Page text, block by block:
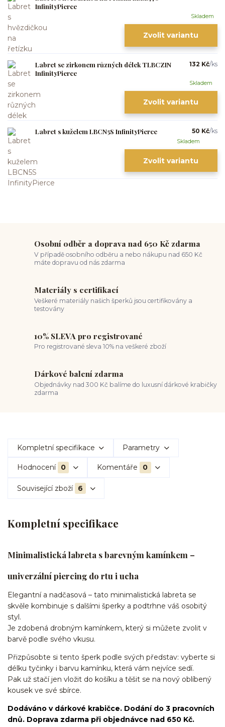
InfinityPierce
Skladem
Zvolit variantu
Labret se zirkonem různých délek TLBCZIN
InfinityPierce
132 Kč/ks
Skladem
Zvolit variantu
Labret s kuželem LBCN5S InfinityPierce 50 Kč/ks
Skladem
Zvolit variantu
Osobní odběr a doprava nad 650 Kč zdarma
V případě osobního odběru a nebo nákupu nad 650 Kč
máte dopravu od nás zdarma
Materiály s certifikací
Veškeré materiály našich šperků jsou certifikovány a
testovány
10% SLEVA pro registrované
Pro registrované sleva 10% na veškeré zboží
Dárkové balení zdarma
Objednávky nad 300 Kč balíme do luxusní dárkové krabičky
zdarma
Kompletní specifikace Parametry
Hodnocení 0 Komentáře 0
Související zboží 6
Kompletní specifikace
Minimalistická labreta s barevným kamínkem –
univerzální piercing do rtu i ucha
Elegantní a nadčasová – tato minimalistická labreta se
skvěle kombinuje s dalšími šperky a podtrhne váš osobitý
styl.
Je zdobená drobným kamínkem, který si můžete zvolit v
barvě podle svého vkusu.
Přizpůsobte si tento šperk podle svých představ: vyberte si
délku tyčinky i barvu kamínku, která vám nejvíce sedí.
Pak už stačí jen vložit do košíku a těšit se na nový oblíbený
kousek ve své sbírce.
Dodáváno v dárkové krabičce. Dodání do 3 pracovních
dnů. Doprava zdarma při objednávce nad 650 Kč.